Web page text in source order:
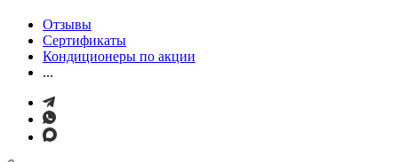
Отзывы
Сертификаты
Кондиционеры по акции
...